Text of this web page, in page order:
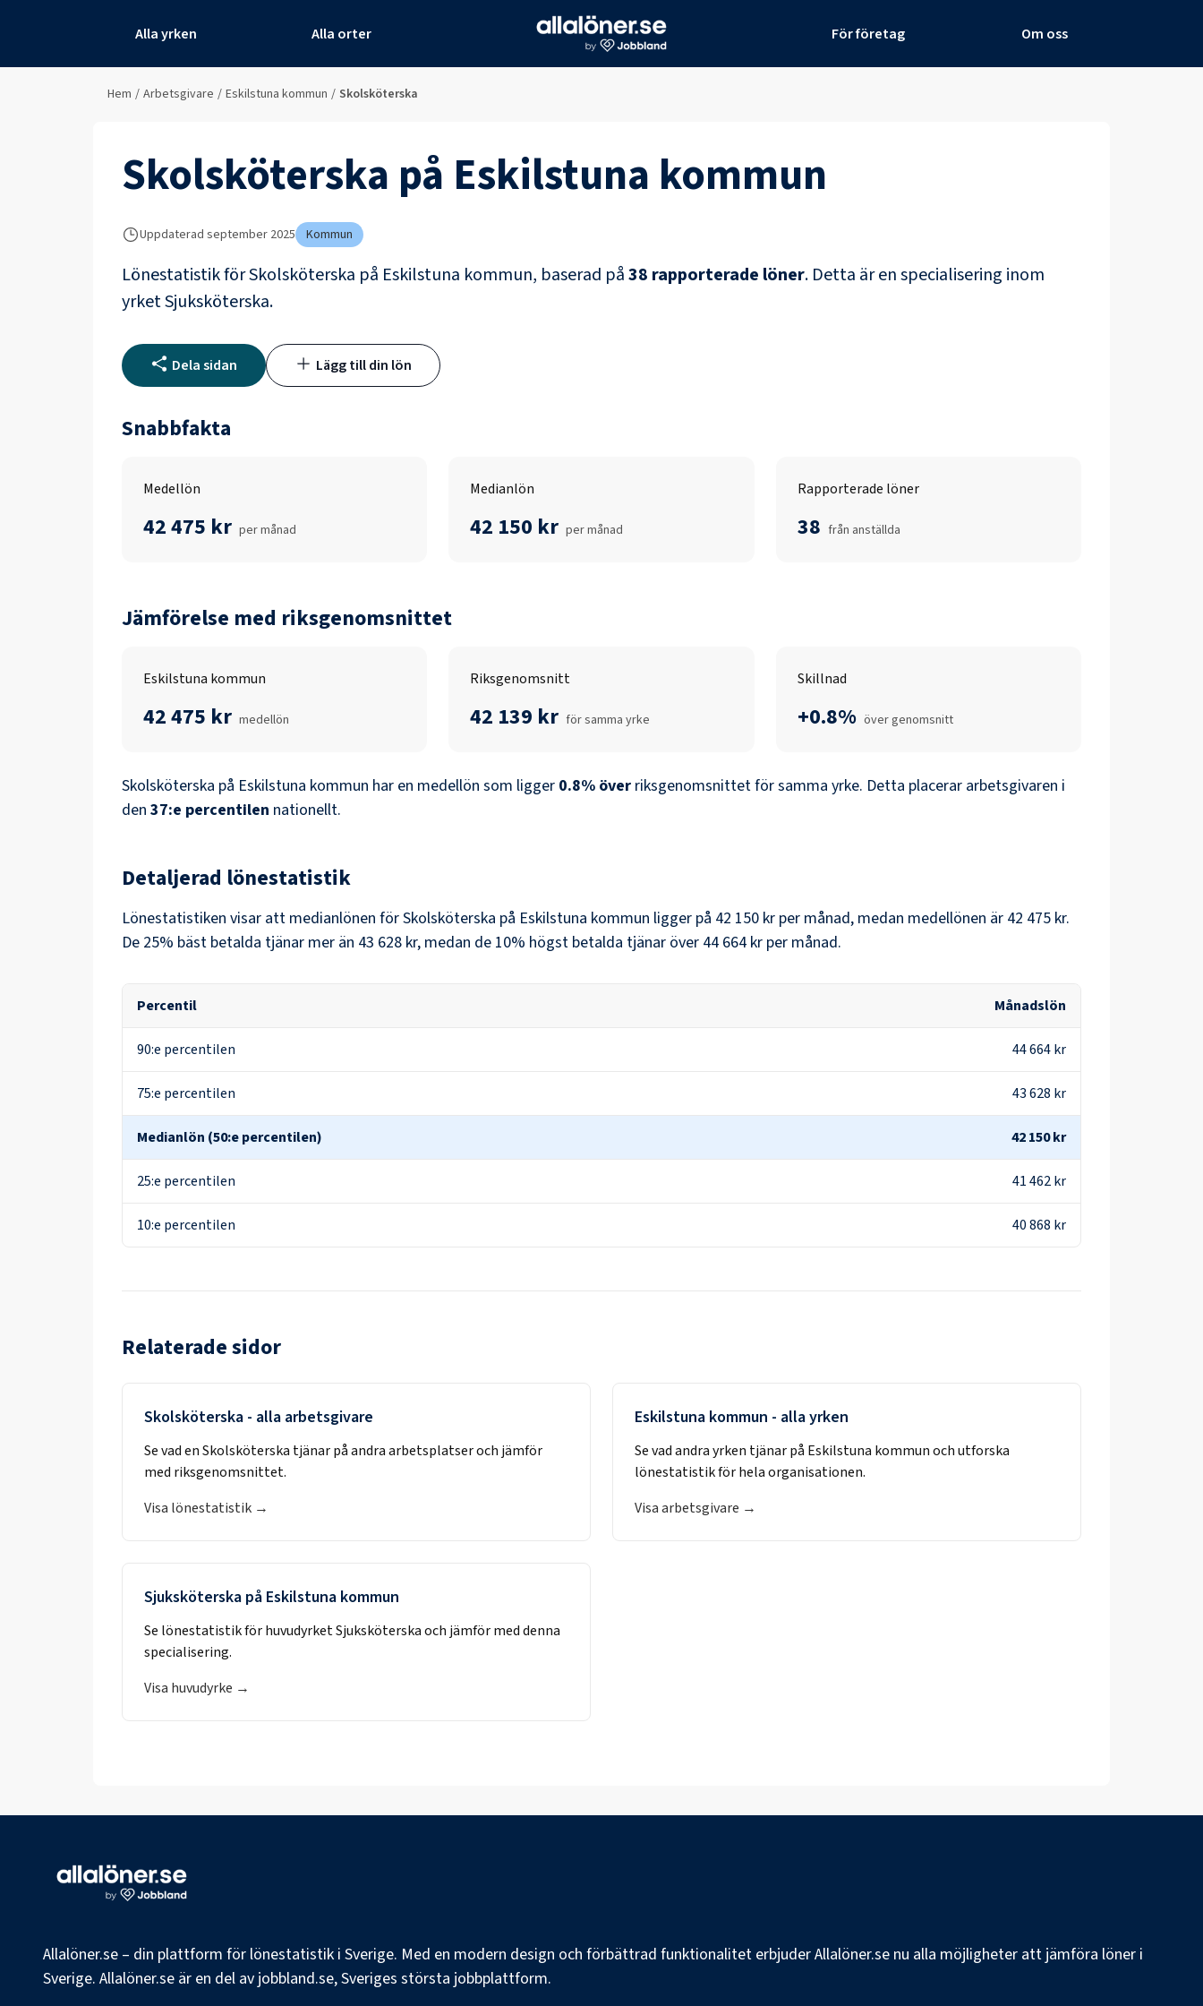
Alla yrken Alla orter För företag Om oss
Hem / Arbetsgivare / Eskilstuna kommun / Skolsköterska
Skolsköterska på Eskilstuna kommun
Uppdaterad september 2025 Kommun
Lönestatistik förSkolsköterska på Eskilstuna kommun, baserad på38 rapporterade löner. Detta är en specialisering inom
yrketSjuksköterska.
Dela sidan Lägg till din lön
Snabbfakta
Medellön
42 475 kr per månad
Medianlön
42 150 kr per månad
Rapporterade löner
38 från anställda
Jämförelse med riksgenomsnittet
Eskilstuna kommun
42 475 kr medellön
Riksgenomsnitt
42 139 kr för samma yrke
Skillnad
+0.8% över genomsnitt
Skolsköterska på Eskilstuna kommun har en medellön som ligger 0.8% över riksgenomsnittet för samma yrke. Detta placerar arbetsgivaren i
den 37:e percentilen nationellt.
Detaljerad lönestatistik
Lönestatistiken visar att medianlönen förSkolsköterska på Eskilstuna kommun ligger på 42 150 kr per månad, medan medellönen är 42 475 kr.
De 25% bäst betalda tjänar mer än 43 628 kr, medan de 10% högst betalda tjänar över 44 664 kr per månad.
Percentil Månadslön
90:e percentilen 44 664 kr
75:e percentilen 43 628 kr
Medianlön (50:e percentilen) 42 150 kr
25:e percentilen 41 462 kr
10:e percentilen 40 868 kr
Relaterade sidor
Skolsköterska - alla arbetsgivare
Se vad enSkolsköterska tjänar på andra arbetsplatser och jämför
med riksgenomsnittet.
Visa lönestatistik →
Eskilstuna kommun - alla yrken
Se vad andra yrken tjänar på Eskilstuna kommunoch utforska
lönestatistik för hela organisationen.
Visa arbetsgivare →
Sjuksköterska på Eskilstuna kommun
Se lönestatistik för huvudyrketSjuksköterskaoch jämför med denna
specialisering.
Visa huvudyrke →
Allalöner.se – din plattform för lönestatistik i Sverige. Med en modern design och förbättrad funktionalitet erbjuder Allalöner.se nu alla möjligheter att jämföra löner i
Sverige. Allalöner.se är en del av jobbland.se, Sveriges största jobbplattform.